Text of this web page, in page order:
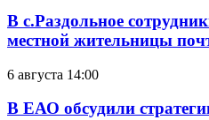
В с.Раздольное
местной жительницы
6 августа 14:00
В ЕАО обсудили